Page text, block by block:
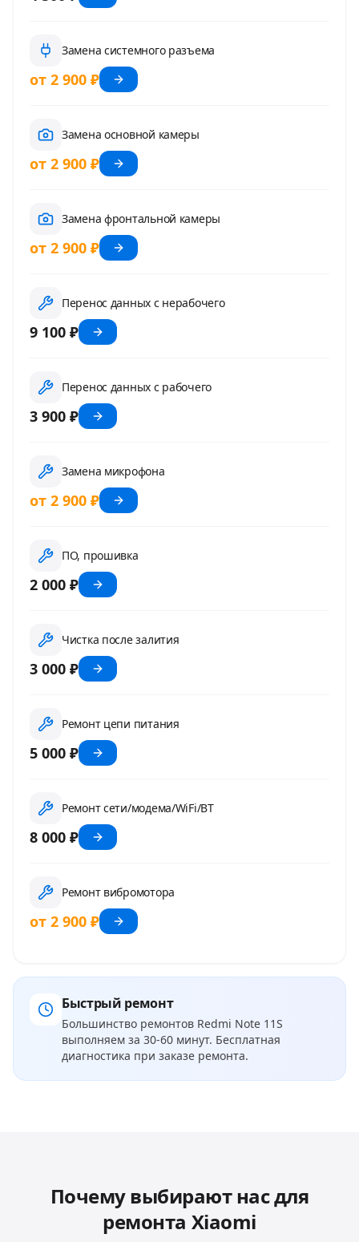
Замена системного разъема
от 2 900 ₽
Замена основной камеры
от 2 900 ₽
Замена фронтальной камеры
от 2 900 ₽
Перенос данных с нерабочего
9 100 ₽
Перенос данных с рабочего
3 900 ₽
Замена микрофона
от 2 900 ₽
ПО, прошивка
2 000 ₽
Чистка после залития
3 000 ₽
Ремонт цепи питания
5 000 ₽
Ремонт сети/модема/WiFi/BT
8 000 ₽
Ремонт вибромотора
от 2 900 ₽
Быстрый ремонт
Большинство ремонтов Redmi Note 11S
выполняем за 30-60 минут. Бесплатная
диагностика при заказе ремонта.
Почему выбирают нас для
ремонта Xiaomi